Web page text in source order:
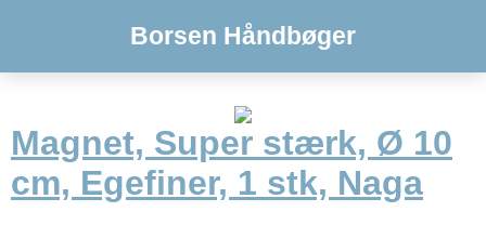
Borsen Håndbøger
Magnet, Super stærk, Ø 10
cm, Egefiner, 1 stk, Naga